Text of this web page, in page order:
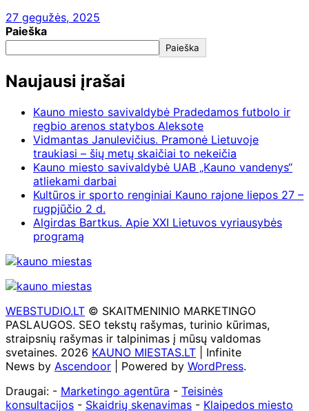
27 gegužės, 2025
Paieška
Paieška
Naujausi įrašai
Kauno miesto savivaldybė Pradedamos futbolo ir
regbio arenos statybos Aleksote
Vidmantas Janulevičius. Pramonė Lietuvoje
traukiasi – šių metų skaičiai to nekeičia
Kauno miesto savivaldybė UAB „Kauno vandenys“
atliekami darbai
Kultūros ir sporto renginiai Kauno rajone liepos 27 –
rugpjūčio 2 d.
Algirdas Bartkus. Apie XXI Lietuvos vyriausybės
programą
WEBSTUDIO.LT © SKAITMENINIO MARKETINGO
PASLAUGOS. SEO tekstų rašymas, turinio kūrimas,
straipsnių rašymas ir talpinimas į mūsų valdomas
svetaines. 2026 KAUNO MIESTAS.LT | Infinite
News by Ascendoor | Powered by WordPress.
Draugai: - Marketingo agentūra - Teisinės
konsultacijos - Skaidrių skenavimas - Klaipedos miesto